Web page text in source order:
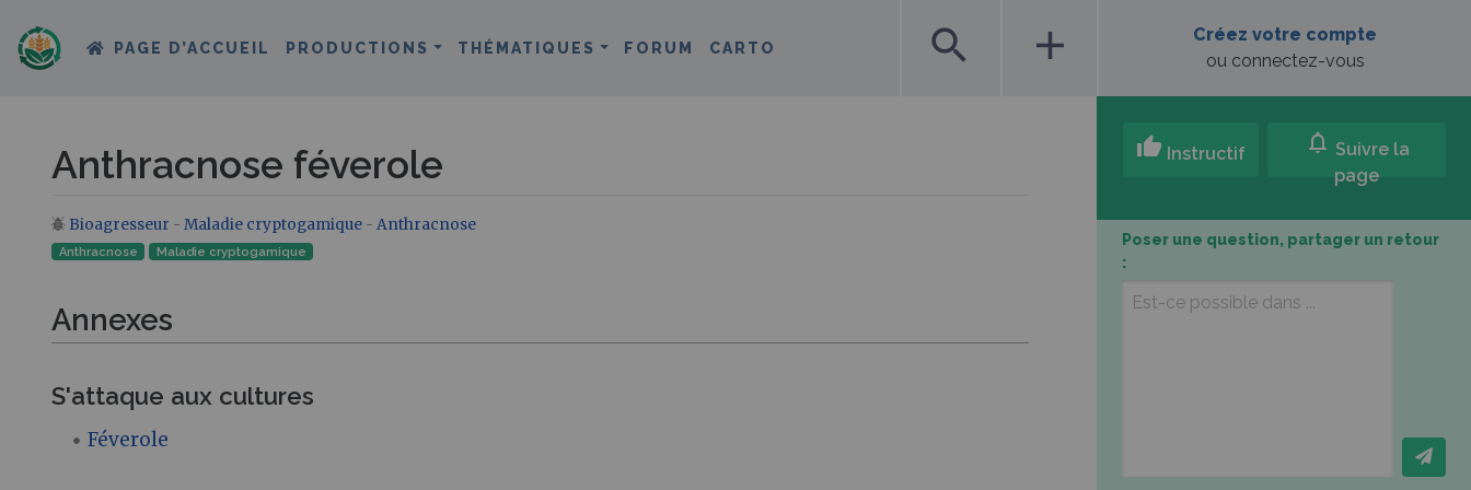
PAGE D’ACCUEIL PRODUCTIONS THÉMATIQUES FORUM CARTO search add
Créez votre compte
ou connectez-vous
Anthracnose féverole
Aller à :navigation,rechercher
Bioagresseur - Maladie cryptogamique - Anthracnose
Anthracnose Maladie cryptogamique‎
Annexes
S'attaque aux cultures
Féverole
thumb_up Instructif notifications Suivre la
page
Poser une question, partager un retour
: